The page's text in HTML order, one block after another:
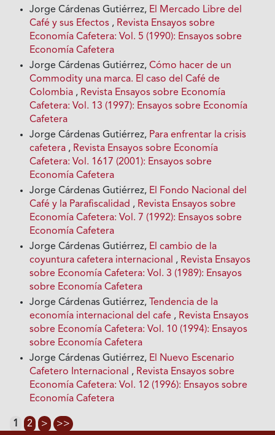
Jorge Cárdenas Gutiérrez, El Mercado Libre del
Café y sus Efectos , Revista Ensayos sobre
Economía Cafetera: Vol. 5 (1990): Ensayos sobre
Economía Cafetera
Jorge Cárdenas Gutiérrez,Cómo hacer de un
Commodity una marca. El caso del Café de
Colombia , Revista Ensayos sobre Economía
Cafetera: Vol. 13 (1997): Ensayos sobre Economía
Cafetera
Jorge Cárdenas Gutiérrez, Para enfrentar la crisis
cafetera , Revista Ensayos sobre Economía
Cafetera: Vol. 1617 (2001): Ensayos sobre
Economía Cafetera
Jorge Cárdenas Gutiérrez, El Fondo Nacional del
Café y la Parafiscalidad , Revista Ensayos sobre
Economía Cafetera: Vol. 7 (1992): Ensayos sobre
Economía Cafetera
Jorge Cárdenas Gutiérrez, El cambio de la
coyuntura cafetera internacional , Revista Ensayos
sobre Economía Cafetera: Vol. 3 (1989): Ensayos
sobre Economía Cafetera
Jorge Cárdenas Gutiérrez,
Tendencia de la
economía internacional del cafe , Revista Ensayos
sobre Economía Cafetera: Vol. 10 (1994): Ensayos
sobre Economía Cafetera
Jorge Cárdenas Gutiérrez, El Nuevo Escenario
Cafetero Internacional , Revista Ensayos sobre
Economía Cafetera: Vol. 12 (1996): Ensayos sobre
Economía Cafetera
1 2 > >>